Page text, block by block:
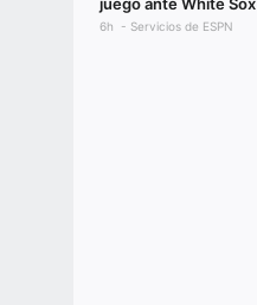
6h Servicios de ESPN